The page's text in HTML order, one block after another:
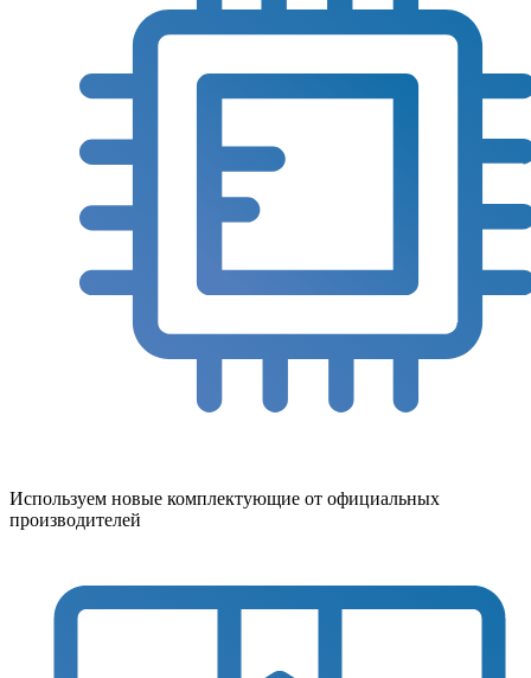
Используем новые комплектующие от официальных
производителей